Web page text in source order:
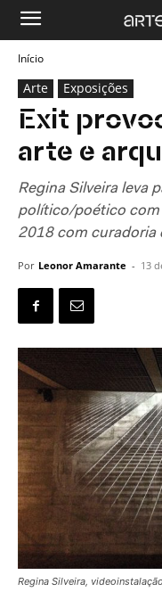
Início
Arte Exposições
Exit
arte e
Regina Silveira leva
político/poético com
2018 com curadoria
Por Leonor Amarante - 13
Regina Silveira,